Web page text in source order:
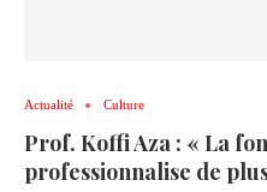
Actualité Culture
Prof. Koffi Aza : « La
professionnalise de